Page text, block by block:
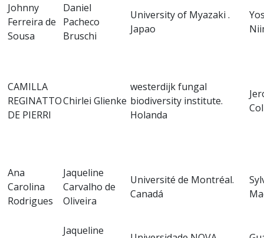
Johnny
Ferreira de
Sousa
Daniel
Pacheco
Bruschi
University of Myazaki .
Japao
CAMILLA
REGINATTO
DE PIERRI
Chirlei Glienke
westerdijk fungal
biodiversity institute.
Holanda
Ana
Carolina
Rodrigues
Jaqueline
Carvalho de
Oliveira
Université de Montréal.
Canadá
Jaqueline